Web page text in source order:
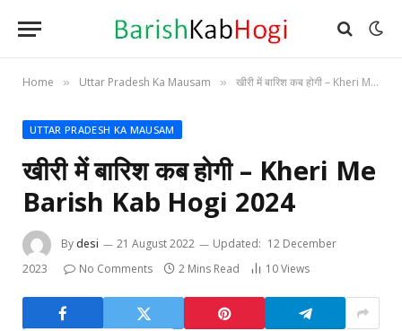
Home » Uttar Pradesh Ka Mausam » खीरी में बारिश कब होगी – Kheri Me Barish Kab Hogi 2024
UTTAR PRADESH KA MAUSAM
खीरी में बारिश कब होगी – Kheri Me
Barish Kab Hogi 2024
Bydesi 21 August 2022 Updated: 12 December
2023
No Comments 2 Mins Read 10Views